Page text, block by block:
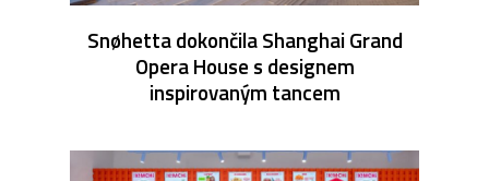
Snøhetta dokončila Shanghai Grand
Opera House s designem
inspirovaným tancem